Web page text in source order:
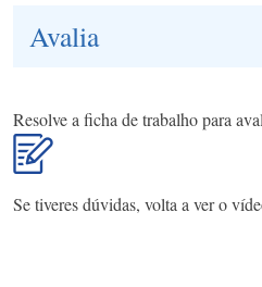
Avalia
Resolve a ficha de trabalho para
Se tiveres dúvidas, volta a ver o